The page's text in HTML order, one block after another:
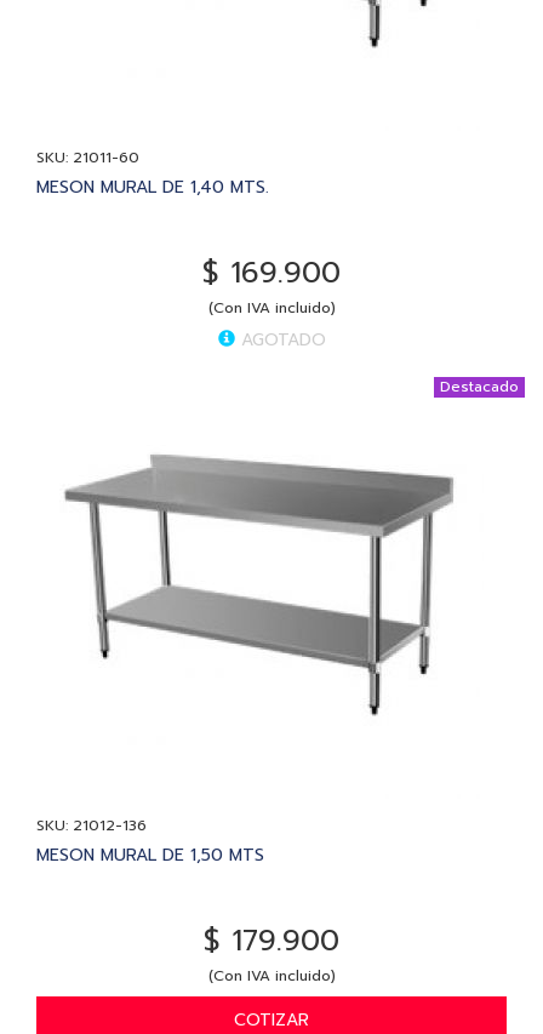
SKU: 21011-60
MESON MURAL DE 1,40 MTS.
$ 169.900
(Con IVA incluido)
AGOTADO
Destacado
SKU: 21012-136
MESON MURAL DE 1,50 MTS
$ 179.900
(Con IVA incluido)
COTIZAR